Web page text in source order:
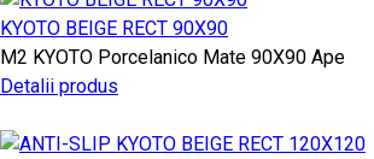
KYOTO BEIGE RECT 90X90
M2 KYOTO Porcelanico Mate 90X90 Ape
Detalii produs